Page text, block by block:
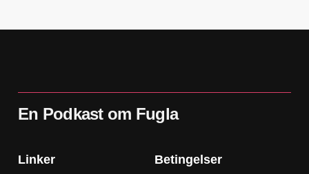
En Podkast om Fugla
Linker
Betingelser